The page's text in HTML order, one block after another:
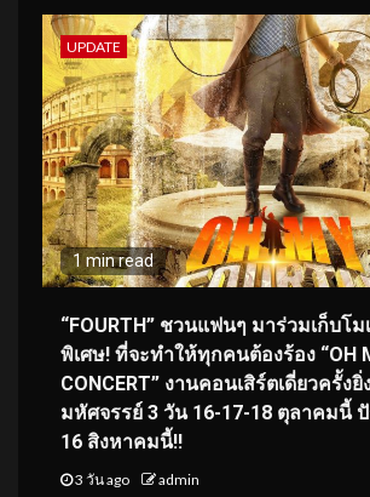
UPDATE
1 min read
“FOURTH” ชวนแฟนๆ มาร่วมเก็บโ
พิเศษ! ที่จะทำให้ทุกคนต้องร้อง “OH
CONCERT” งานคอนเสิร์ตเดี่ยวครั้ง
มหัศจรรย์ 3 วัน 16-17-18 ตุลาคมนี้
16 สิงหาคมนี้!!
3 วัน ago admin